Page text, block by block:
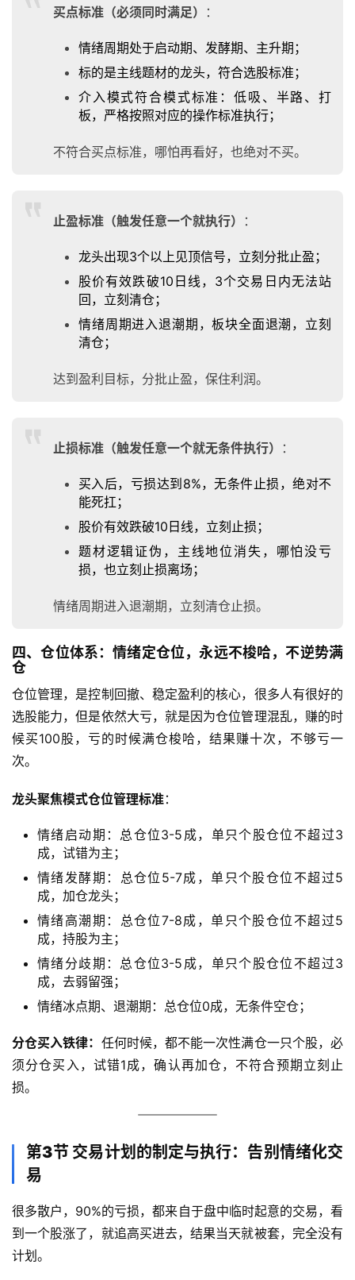
登录 注册
买点标准（必须同时满足） ：
情绪周期处于启动期、发酵期、主升期；
标的是主线题材的龙头，符合选股标准；
介入模式符合模式标准：低吸、半路、打
板，严格按照对应的操作标准执行；
不符合买点标准，哪怕再看好，也绝对不买。
止盈标准（触发任意一个就执行） ：
龙头出现3个以上见顶信号，立刻分批止盈；
股价有效跌破10日线，3个交易日内无法站
回，立刻清仓；
情绪周期进入退潮期，板块全面退潮，立刻
清仓；
达到盈利目标，分批止盈，保住利润。
止损标准（触发任意一个就无条件执行） ：
买入后，亏损达到8%，无条件止损，绝对不
能死扛；
股价有效跌破10日线，立刻止损；
题材逻辑证伪，主线地位消失，哪怕没亏
损，也立刻止损离场；
情绪周期进入退潮期，立刻清仓止损。
四、仓位体系：情绪定仓位，永远不梭哈，不逆势满
仓
仓位管理，是控制回撤、稳定盈利的核心，很多人有很好的
选股能力，但是依然大亏，就是因为仓位管理混乱，赚的时
候买100股，亏的时候满仓梭哈，结果赚十次，不够亏一
次。
龙头聚焦模式仓位管理标准：
情绪启动期：总仓位3-5成，单只个股仓位不超过3
成，试错为主；
情绪发酵期：总仓位5-7成，单只个股仓位不超过5
成，加仓龙头；
情绪高潮期：总仓位7-8成，单只个股仓位不超过5
成，持股为主；
情绪分歧期：总仓位3-5成，单只个股仓位不超过3
成，去弱留强；
情绪冰点期、退潮期：总仓位0成，无条件空仓；
分仓买入铁律： 任何时候，都不能一次性满仓一只个股，必
须分仓买入，试错1成，确认再加仓，不符合预期立刻止
损。
第3节 交易计划的制定与执行：告别情绪化交
易
很多散户，90%的亏损，都来自于盘中临时起意的交易，看
到一个股涨了，就追高买进去，结果当天就被套，完全没有
计划。